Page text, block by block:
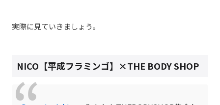
実際に見ていきましょう。
NICO【平成フラミンゴ】×THE BODY SHOP